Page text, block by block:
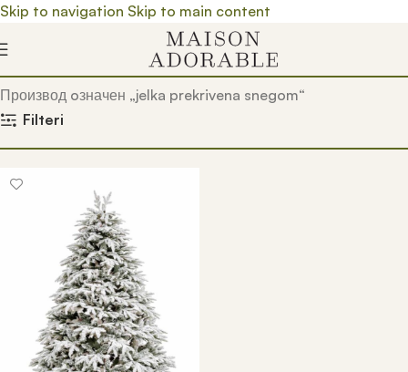
Skip to navigation Skip to main content
Почетна/ Prodavnica/
Производ oзначен „jelka prekrivena snegom“
Filteri